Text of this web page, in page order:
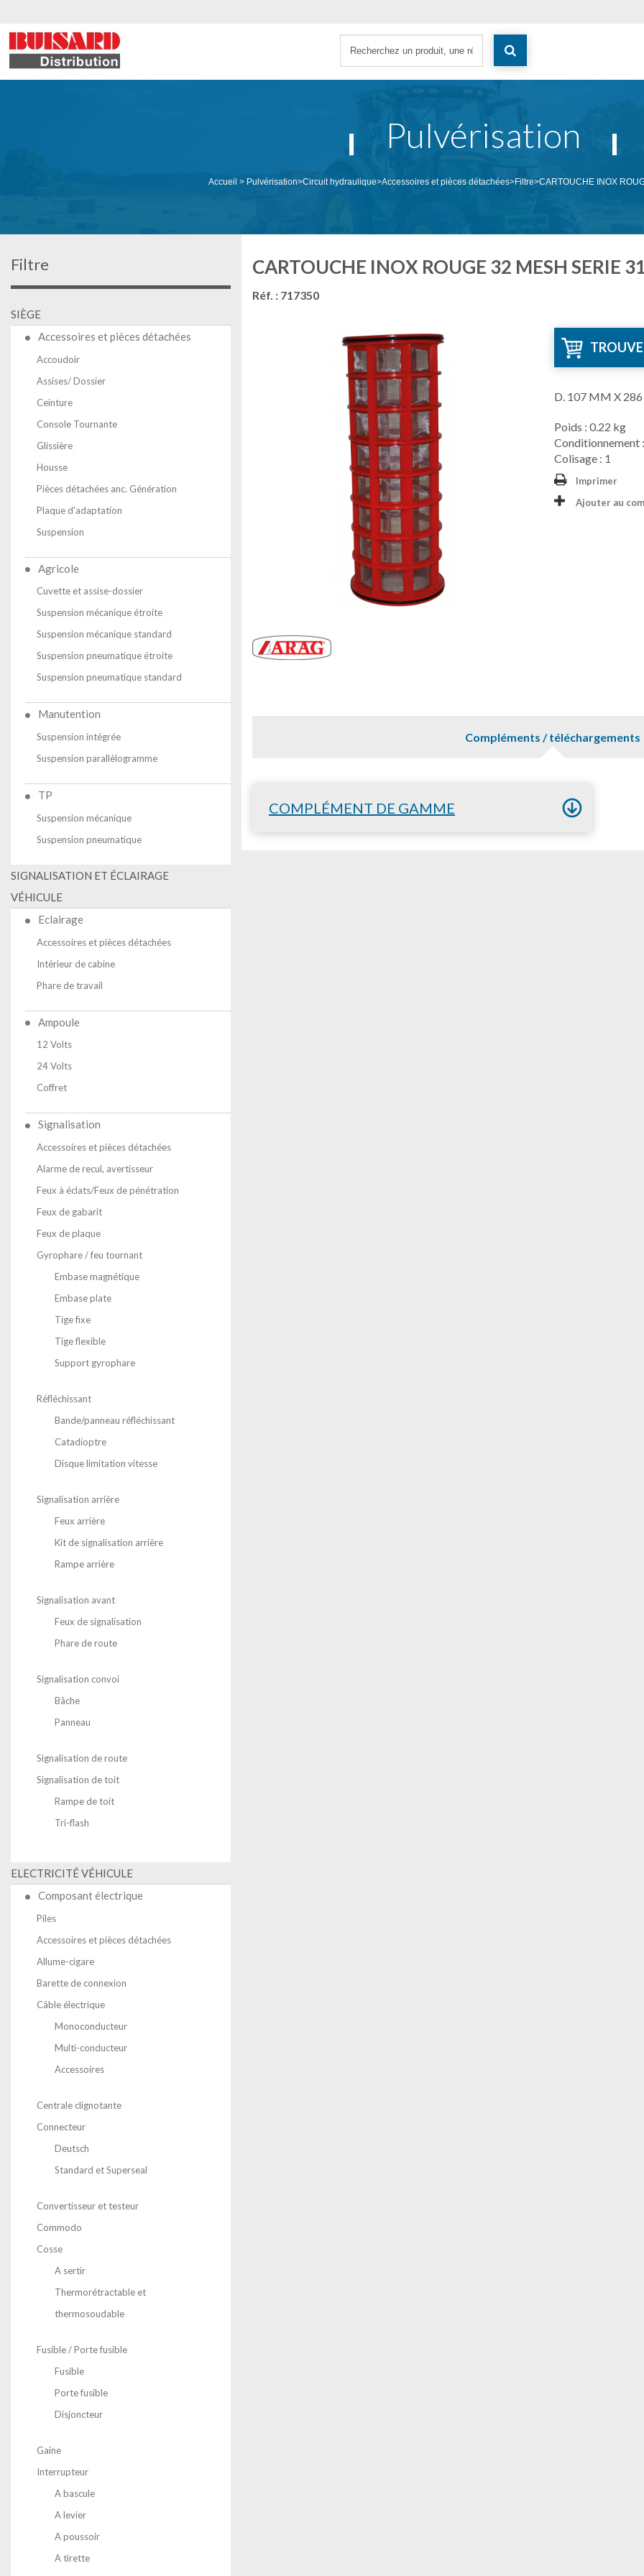
Pulvérisation
Accueil > Pulvérisation>Circuit hydraulique>Accessoires et pièces détachées>Filtre>CARTOUCHE INOX
Filtre
SIÈGE
Accessoires et pièces détachées
Accoudoir
Assises/ Dossier
Ceinture
Console Tournante
Glissière
Housse
Pièces détachées anc. Génération
Plaque d'adaptation
Suspension
Agricole
Cuvette et assise-dossier
Suspension mécanique étroite
Suspension mécanique standard
Suspension pneumatique étroite
Suspension pneumatique standard
Manutention
Suspension intégrée
Suspension parallèlogramme
TP
Suspension mécanique
Suspension pneumatique
SIGNALISATION ET ÉCLAIRAGE
VÉHICULE
Eclairage
Accessoires et pièces détachées
Intérieur de cabine
Phare de travail
Ampoule
12 Volts
24 Volts
Coffret
Signalisation
Accessoires et pièces détachées
Alarme de recul, avertisseur
Feux à éclats/Feux de pénétration
Feux de gabarit
Feux de plaque
Gyrophare / feu tournant
Embase magnétique
Embase plate
Tige fixe
Tige flexible
Support gyrophare
Réfléchissant
Bande/panneau réfléchissant
Catadioptre
Disque limitation vitesse
Signalisation arrière
Feux arrière
Kit de signalisation arrière
Rampe arrière
Signalisation avant
Feux de signalisation
Phare de route
Signalisation convoi
Bâche
Panneau
Signalisation de route
Signalisation de toit
Rampe de toit
Tri-flash
ELECTRICITÉ VÉHICULE
Composant électrique
Piles
Accessoires et pièces détachées
Allume-cigare
Barette de connexion
Câble électrique
Monoconducteur
Multi-conducteur
Accessoires
Centrale clignotante
Connecteur
Deutsch
Standard et Superseal
Convertisseur et testeur
Commodo
Cosse
A sertir
Thermorétractable et
thermosoudable
Fusible / Porte fusible
Fusible
Porte fusible
Disjoncteur
Gaine
Interrupteur
A bascule
A levier
A poussoir
A tirette
CARTOUCHE INOX ROUGE 32 MESH SERIE
Réf. : 717350
D. 107 MM X
Poids : 0.22 kg
Conditionnement
Colisage : 1
Imprimer
Ajouter au
Compléments / téléchargements
COMPLÉMENT DE GAMME